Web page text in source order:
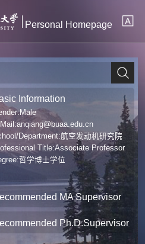
Personal Homepage
Information
anqiang@buaa.edu.cn
Department:航空发动机研究院
Title:Associate Professor
哲学博士学位
MA Supervisor
Ph.D.Supervisor